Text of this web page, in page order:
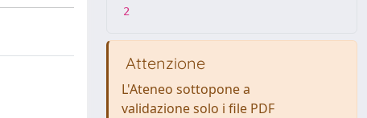
2
Attenzione
L'Ateneo sottopone a
validazione solo i file PDF